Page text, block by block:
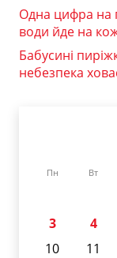
Одна цифра на
води йде на
Бабусині
небезпека
Пн Вт
3
4
10
11